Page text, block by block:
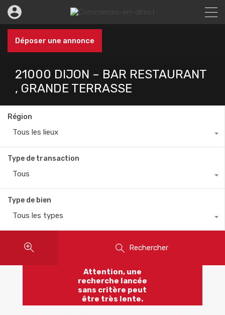
Déposer une annonce
21000 DIJON – BAR RESTAURANT
, GRANDE TERRASSE
Région
Tous les lieux
Type de transaction
Tous
Type de bien
Tous les types
Rechercher
Attention, une
recherche lancée
sans critère peut
être très lente.